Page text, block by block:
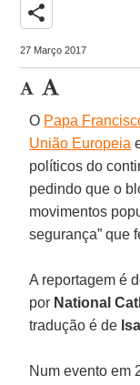
share
27 Março 2017
O Papa
União Europeia
políticos do
pedindo que o
movimentos
segurança” que
A reportagem é
por National
tradução é de
Num evento em